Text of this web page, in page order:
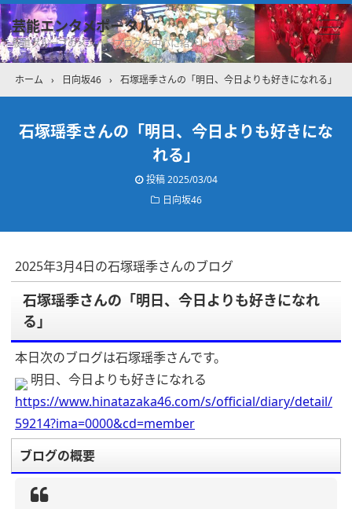
芸能エンタメポータル
坂道グループのメンバーブログを中心に紹介しています
ホーム › 日向坂46 › 石塚瑶季さんの「明日、今日よりも好きになれる」
石塚瑶季さんの「明日、今日よりも好きにな
れる」
投稿2025/03/04
日向坂46
2025年3月4日の石塚瑶季さんのブログ
石塚瑶季さんの「明日、今日よりも好きになれ
る」
本日次のブログは石塚瑶季さんです。
明日、今日よりも好きになれる
https://www.hinatazaka46.com/s/official/diary/detail/
59214?ima=0000&cd=member
ブログの概要